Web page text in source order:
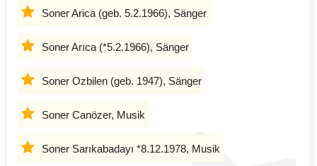
Soner Arica (geb. 5.2.1966), Sänger
Soner Arıca (*5.2.1966), Sänger
Soner Ozbilen (geb. 1947), Sänger
Soner Canözer, Musik
Soner Sarıkabadayı *8.12.1978, Musik